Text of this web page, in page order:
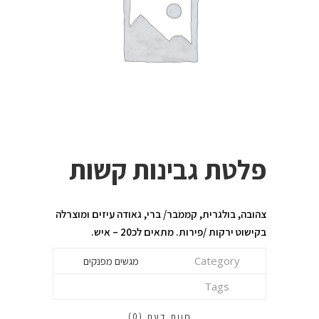
פלטת גבינות קשות
צהובה, בולגרית, קממבר/ ברי, גאודה עיזים ומוצרלה
בקישוט ירקות /פירות. מתאים לכ20 – איש.
Category מגשים מפנקים
Tags
חוות דעת (0)